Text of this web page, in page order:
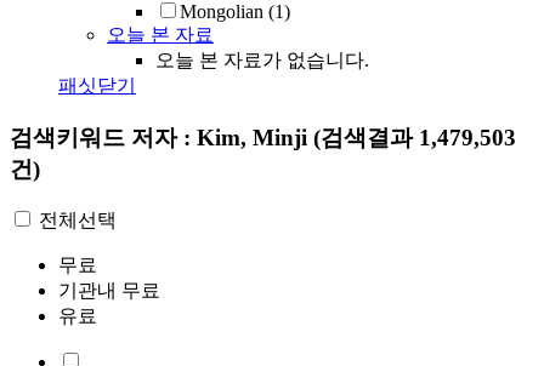
Mongolian (1)
오늘 본 자료
오늘 본 자료가 없습니다.
패싯닫기
검색키워드 저자 : Kim, Minji (검색결과 1,479,503
건)
전체선택
무료
기관내 무료
유료